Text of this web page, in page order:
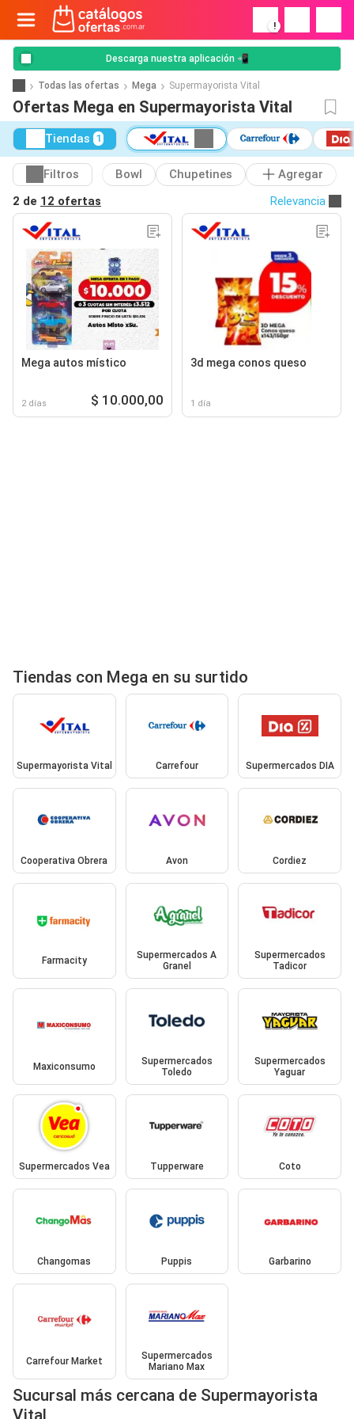
!
Descarga nuestra aplicación 📲
Todas las ofertas Mega Supermayorista Vital
Ofertas Mega en Supermayorista Vital
Tiendas 1
Filtros Bowl Chupetines
Agregar
2 de 12 ofertas Relevancia
Mega autos místico
2 días $ 10.000,00
3d mega conos queso
1 día
Tiendas con Mega en su surtido
Supermayorista Vital Carrefour Supermercados DIA
Cooperativa Obrera Avon Cordiez
Farmacity
Supermercados A
Granel
Supermercados
Tadicor
Maxiconsumo
Supermercados
Toledo
Supermercados
Yaguar
Supermercados Vea Tupperware Coto
Changomas Puppis Garbarino
Carrefour Market
Supermercados
Mariano Max
Sucursal más cercana de Supermayorista
Vital